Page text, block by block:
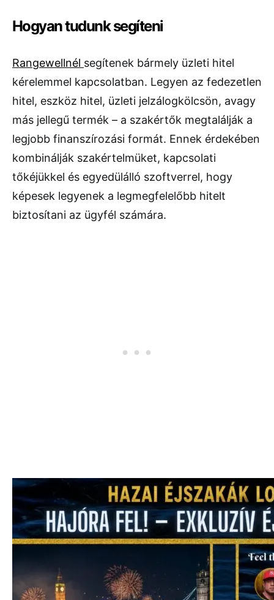
Hogyan tudunk segíteni
Rangewellnél segítenek bármely üzleti hitel
kérelemmel kapcsolatban. Legyen az fedezetlen
hitel, eszköz hitel, üzleti jelzálogkölcsön, avagy
más jellegű termék – a szakértők megtalálják a
legjobb finanszírozási formát. Ennek érdekében
kombinálják szakértelmüket, kapcsolati
tőkéjükkel és egyedülálló szoftverrel, hogy
képesek legyenek a legmegfelelőbb hitelt
biztosítani az ügyfél számára.